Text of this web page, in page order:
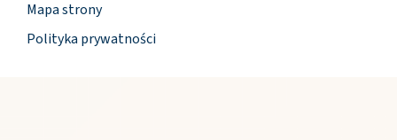
Mapa strony
Polityka prywatności